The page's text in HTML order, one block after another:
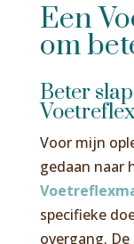
Een
om
Beter
Voor mijn
gedaan naar
specifieke
overgang.